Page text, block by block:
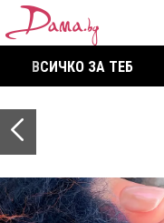
ВСИЧКО ЗА ТЕБ